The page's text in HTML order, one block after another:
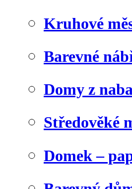
Kruhové
Barevné
Domy z
Středověké
Domek –